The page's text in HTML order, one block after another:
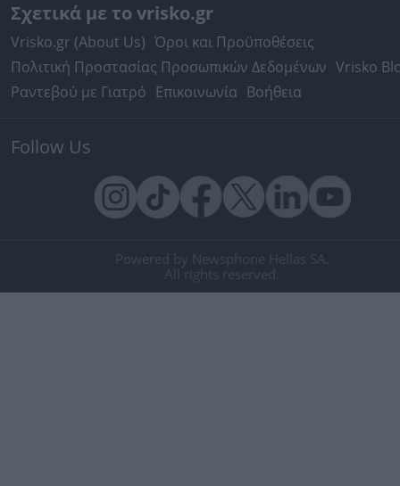
Σχετικά με το vrisko.gr
Vrisko.gr (About Us) Όροι και Προϋποθέσεις
Πολιτική Προστασίας Προσωπικών Δεδομένων Vrisko
Ραντεβού με Γιατρό Επικοινωνία Βοήθεια
Follow Us
Powered by Newsphone Hellas SA.
All rights reserved.